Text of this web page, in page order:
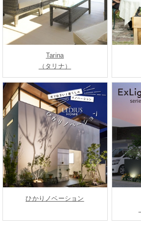
Tarina
（タリナ）
ひかりノベーション